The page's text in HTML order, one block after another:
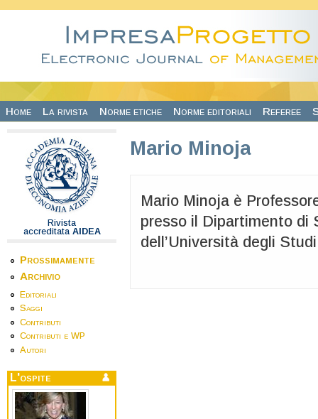
Home La rivista Norme etiche Norme editoriali Referee
Rivista
accreditata AIDEA
Prossimamente
Archivio
Editoriali
Saggi
Contributi
Contributi e WP
Autori
L'ospite
Mario Minoja
Mario Minoja è
presso il Dipartimento di
dell’Università degli